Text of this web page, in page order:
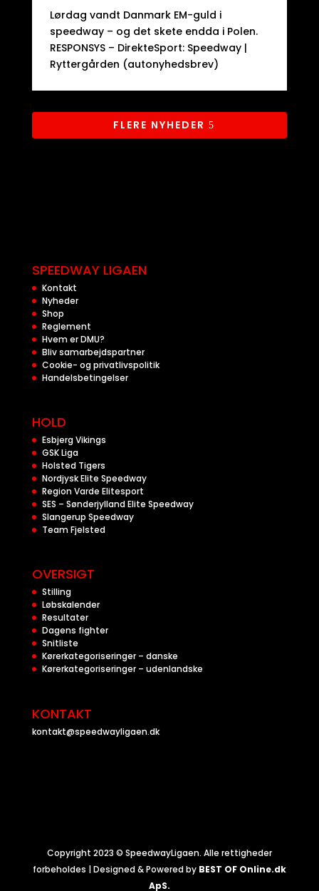
Lørdag vandt Danmark EM-guld i
speedway – og det skete endda i Polen.​
RESPONSYS – DirekteSport: Speedway |
Ryttergården (autonyhedsbrev)
FLERE NYHEDER
SPEEDWAY LIGAEN
Kontakt
Nyheder
Shop
Reglement
Hvem er DMU?
Bliv samarbejdspartner
Cookie- og privatlivspolitik
Handelsbetingelser
HOLD
Esbjerg Vikings
GSK Liga
Holsted Tigers
Nordjysk Elite Speedway
Region Varde Elitesport
SES – Sønderjylland Elite Speedway
Slangerup Speedway
Team Fjelsted
OVERSIGT
Stilling
Løbskalender
Resultater
Dagens fighter
Snitliste
Kørerkategoriseringer – danske
Kørerkategoriseringer – udenlandske
KONTAKT
kontakt@speedwayligaen.dk
Copyright 2023 © SpeedwayLigaen. Alle rettigheder
forbeholdes | Designed & Powered by BEST OF Online.dk
ApS.